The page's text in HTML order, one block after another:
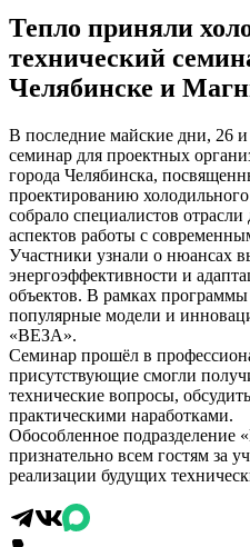
Тепло приняли
технический
Челябинске и
В последние майские дни, 26 и
семинар для проектных
города Челябинска,
проектированию
собрало специалистов
аспектов работы с
Участники узнали о нюансах
энергоэффективности и
объектов. В рамках
популярные модели и
«ВЕЗА».
Семинар прошёл в
присутствующие смогли
технические вопросы,
практическими наработками.
Обособленное подразделение
признательно всем гостям за
реализации будущих